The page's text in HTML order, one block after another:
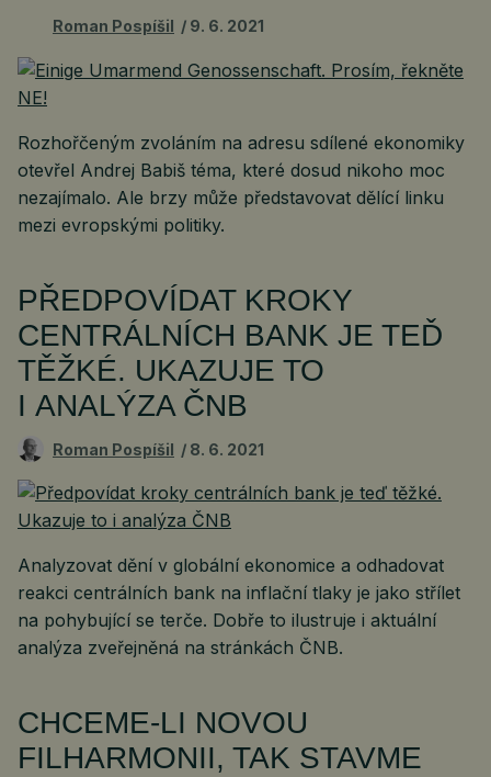
Roman Pospíšil 9. 6. 2021
Rozhořčeným zvoláním na adresu sdílené ekonomiky
otevřel Andrej Babiš téma, které dosud nikoho moc
nezajímalo. Ale brzy může představovat dělící linku
mezi evropskými politiky.
PŘEDPOVÍDAT KROKY
CENTRÁLNÍCH BANK JE TEĎ
TĚŽKÉ. UKAZUJE TO
I ANALÝZA ČNB
Roman Pospíšil 8. 6. 2021
Analyzovat dění v globální ekonomice a odhadovat
reakci centrálních bank na inflační tlaky je jako střílet
na pohybující se terče. Dobře to ilustruje i aktuální
analýza zveřejněná na stránkách ČNB.
CHCEME-LI NOVOU
FILHARMONII, TAK STAVME